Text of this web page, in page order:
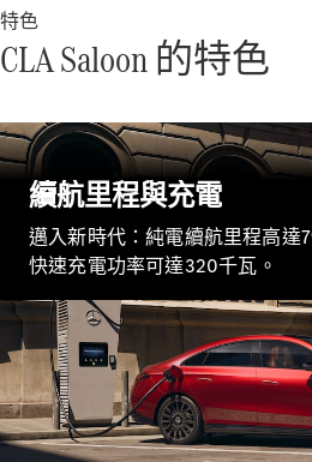
All Saloons
CLA
CLA Saloon
C-Class
C-
Class
Saloon
E-Class
Saloon
S-Class
Saloon
Mercedes-
Maybach
S-Class
全新型號
SUV
特色
CLA Saloon 的特色
續航里程與充電
邁入新時代：純電續航里程高達
快速充電功率可達320千瓦。